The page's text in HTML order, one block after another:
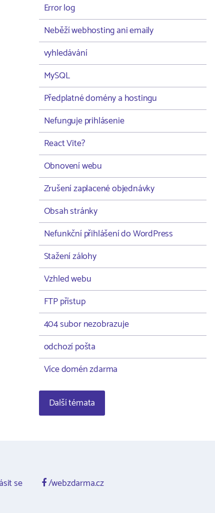
Error log
Neběží webhosting ani emaily
vyhledávání
MySQL
Předplatné domény a hostingu
Nefunguje prihlásenie
React Vite?
Obnovení webu
Zrušení zaplacené objednávky
Obsah stránky
Nefunkční přihlášení do WordPress
Stažení zálohy
Vzhled webu
FTP přístup
404 subor nezobrazuje
odchozí pošta
Více domén zdarma
Další témata
se /webzdarma.cz